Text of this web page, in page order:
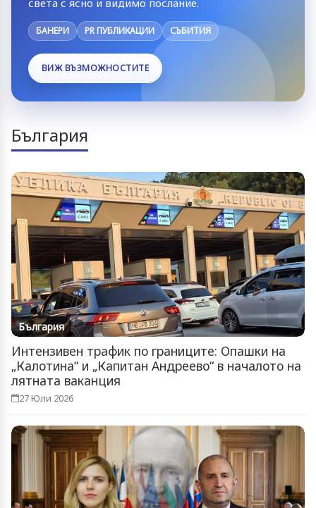
БАНЕРИ PR ПУБЛИКАЦИИ СЪБИТИЯ
ВИЖ ВЪЗМОЖНОСТИТЕ
България
България
Интензивен трафик по границите: Опашки на
„Калотина“ и „Капитан Андреево“ в началото на
лятната ваканция
27 Юли 2026